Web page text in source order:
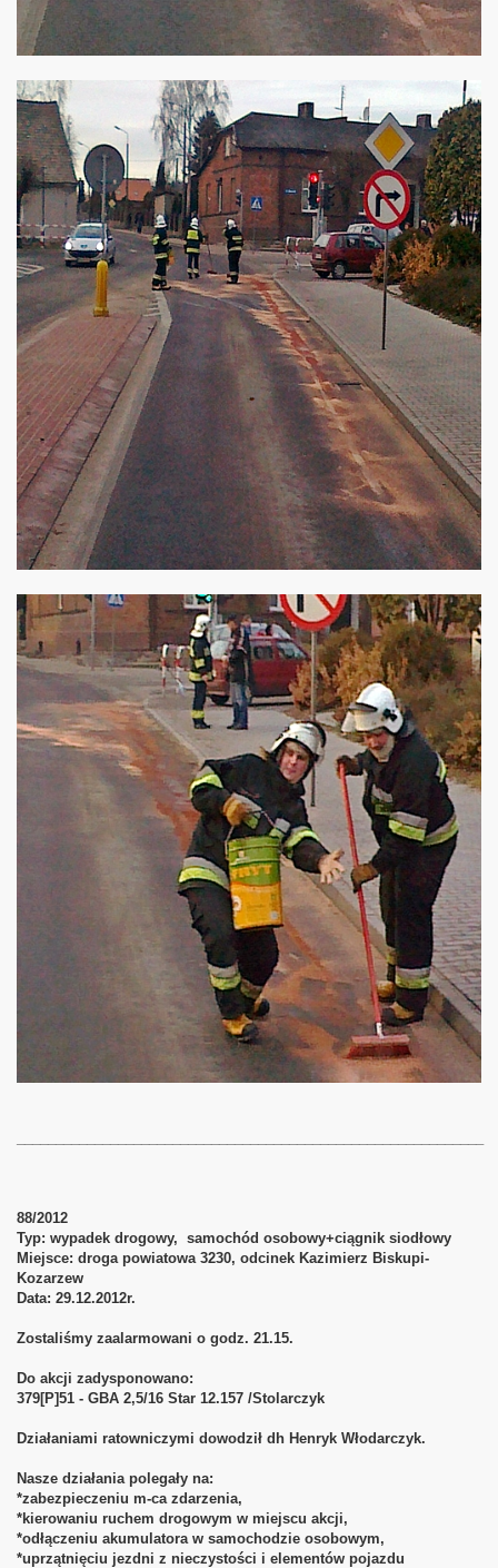
88/2012
Typ: wypadek drogowy, samochód osobowy+ciągnik siodłowy
Miejsce: droga powiatowa 3230, odcinek Kazimierz Biskupi-
Kozarzew
Data: 29.12.2012r.
Zostaliśmy zaalarmowani o godz. 21.15.
Do akcji zadysponowano:
379[P]51 - GBA 2,5/16 Star 12.157 /Stolarczyk
Działaniami ratowniczymi dowodził dh Henryk Włodarczyk.
Nasze działania polegały na:
*zabezpieczeniu m-ca zdarzenia,
*kierowaniu ruchem drogowym w miejscu akcji,
*odłączeniu akumulatora w samochodzie osobowym,
*uprzątnięciu jezdni z nieczystości i elementów pojazdu